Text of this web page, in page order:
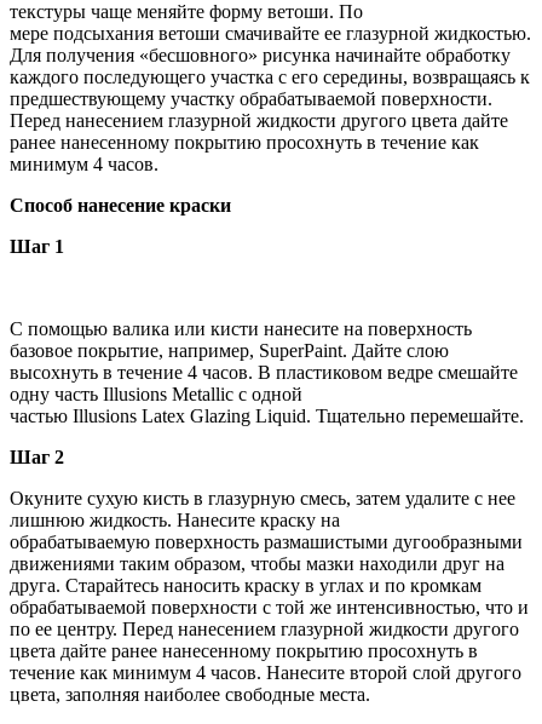
текстуры чаще меняйте форму ветоши. По
мере подсыхания ветоши смачивайте ее глазурной жидкостью.
Для получения «бесшовного» рисунка начинайте обработку
каждого последующего участка с его середины, возвращаясь к
предшествующему участку обрабатываемой поверхности.
Перед нанесением глазурной жидкости другого цвета дайте
ранее нанесенному покрытию просохнуть в течение как
минимум 4 часов.
Способ нанесение краски
Шаг 1
С помощью валика или кисти нанесите на поверхность
базовое покрытие, например, SuperPaint. Дайте слою
высохнуть в течение 4 часов. В пластиковом ведре смешайте
одну часть Illusions Metallic с одной
частью Illusions Latex Glazing Liquid. Тщательно перемешайте.
Шаг 2
Окуните сухую кисть в глазурную смесь, затем удалите с нее
лишнюю жидкость. Нанесите краску на
обрабатываемую поверхность размашистыми дугообразными
движениями таким образом, чтобы мазки находили друг на
друга. Старайтесь наносить краску в углах и по кромкам
обрабатываемой поверхности с той же интенсивностью, что и
по ее центру. Перед нанесением глазурной жидкости другого
цвета дайте ранее нанесенному покрытию просохнуть в
течение как минимум 4 часов. Нанесите второй слой другого
цвета, заполняя наиболее свободные места.